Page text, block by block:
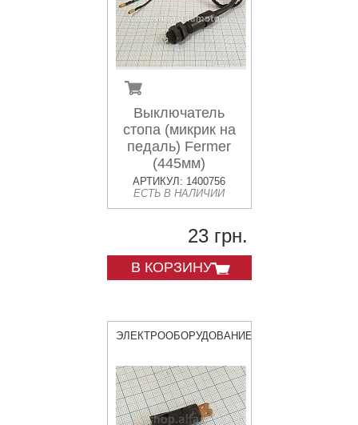
Выключатель
стопа (микрик на
педаль) Fermer
(445мм)
АРТИКУЛ: 1400756
ЕСТЬ В НАЛИЧИИ
23 грн.
В КОРЗИНУ
ЭЛЕКТРООБОРУДОВАНИЕ